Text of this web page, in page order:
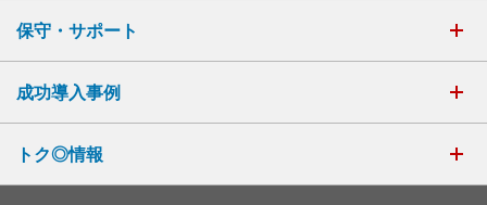
保守・サポート
成功導入事例
トク◎情報